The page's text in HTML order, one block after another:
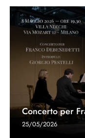
Concerto per
25/05/2026